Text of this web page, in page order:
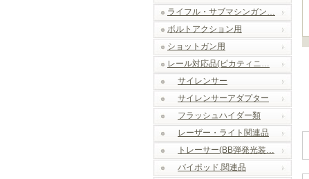
ライフル・サブマシンガン…
ボルトアクション用
ショットガン用
レール対応品(ピカティニ…
サイレンサー
サイレンサーアダプター
フラッシュハイダー類
レーザー・ライト関連品
トレーサー(BB弾発光装…
バイポッド.関連品